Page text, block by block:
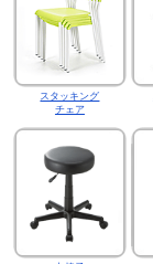
スタッキング
チェア